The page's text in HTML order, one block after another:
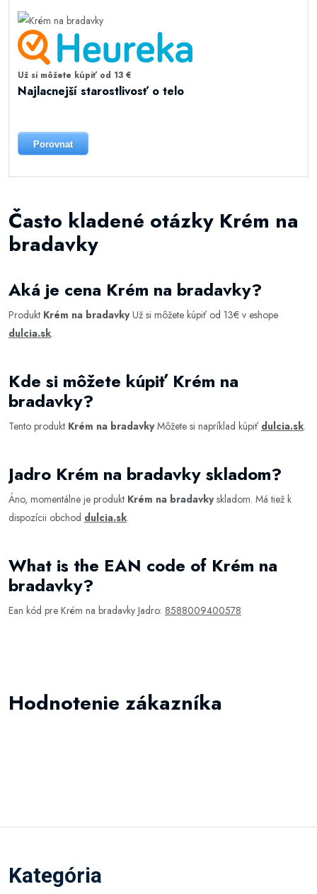
Už si môžete kúpiť od 13 €
Najlacnejší starostlivosť o telo
Porovnat
Často kladené otázky Krém na
bradavky
Aká je cena Krém na bradavky?
Produkt Krém na bradavkyUž si môžete kúpiť od 13€ v eshope
dulcia.sk.
Kde si môžete kúpiť Krém na
bradavky?
Tento produkt Krém na bradavkyMôžete si napríklad kúpiť dulcia.sk.
Jadro Krém na bradavky skladom?
Áno, momentálne je produkt Krém na bradavkyskladom. Má tiež k
dispozícii obchod dulcia.sk.
What is the EAN code of Krém na
bradavky?
Ean kód pre Krém na bradavky Jadro: 8588009400578
Hodnotenie zákazníka
Kategória